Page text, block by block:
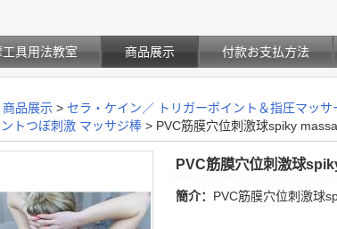
具用法教室 商品展示 付款お支払方法
商品展示 > セラ・ケイン／ トリガーポイント＆指圧マッサ
トつぼ刺激 マッサジ棒 > PVC筋膜穴位刺激球spiky
PVC筋膜穴位刺激球
簡介： PVC筋膜穴位刺激球